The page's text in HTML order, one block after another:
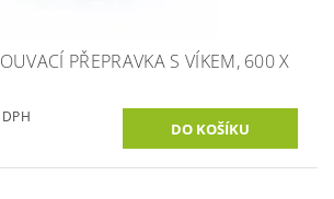
PŘEPRAVKA S VÍKEM, 600 X
DPH